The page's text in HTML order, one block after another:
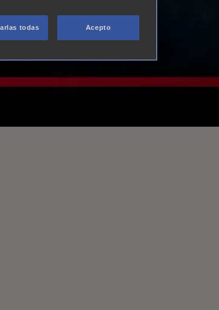
todas Acepto